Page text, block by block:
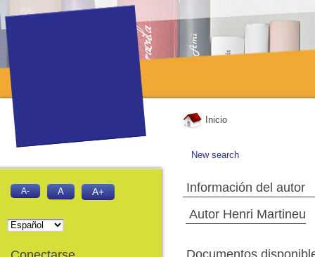
Inicio
New search
Información del autor
Autor Henri Martineu
Documentos
A- A A+